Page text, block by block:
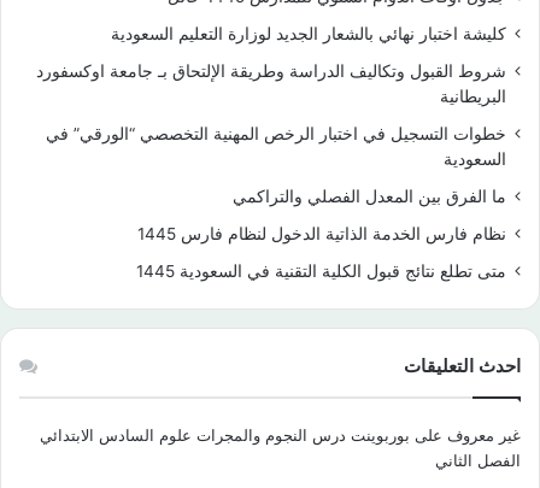
كليشة اختبار نهائي بالشعار الجديد لوزارة التعليم السعودية
شروط القبول وتكاليف الدراسة وطريقة الإلتحاق بـ جامعة اوكسفورد
البريطانية
خطوات التسجيل في اختبار الرخص المهنية التخصصي “الورقي” في
السعودية
ما الفرق بين المعدل الفصلي والتراكمي
نظام فارس الخدمة الذاتية الدخول لنظام فارس 1445
متى تطلع نتائج قبول الكلية التقنية في السعودية 1445
احدث التعليقات
غير معروف على بوربوينت درس النجوم والمجرات علوم السادس الابتدائي
الفصل الثاني